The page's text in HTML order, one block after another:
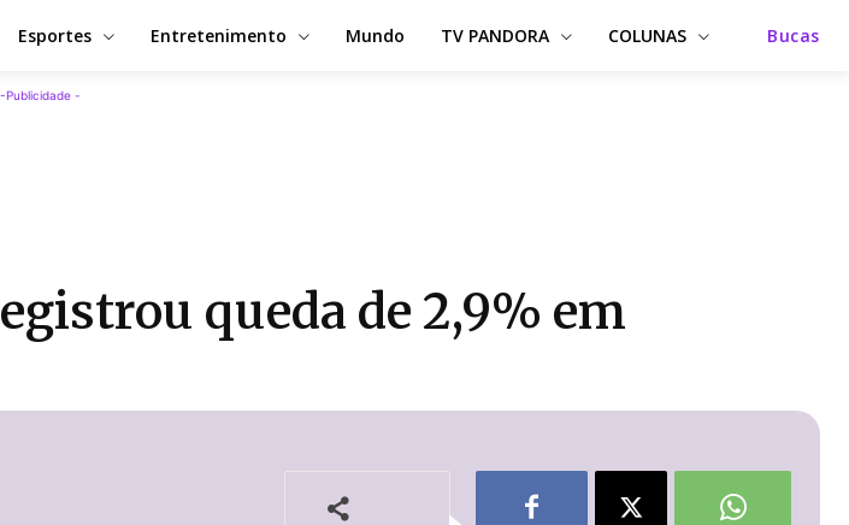
Esportes Entretenimento Mundo TV PANDORA COLUNAS Bucas
-Publicidade -
queda de 2,9% em